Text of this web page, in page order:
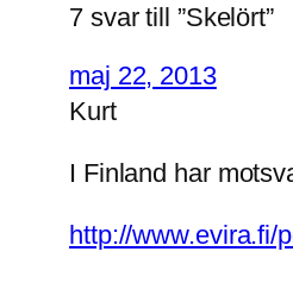
7 svar till ”Skelört”
maj 22, 2013
Kurt
I Finland har
http://www.evira.fi/